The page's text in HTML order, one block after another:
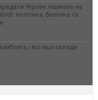
Україні ліцензію на
політика, безпека та
і всі інші склади